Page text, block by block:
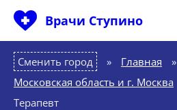
Врачи Ступино
Сменить город Главная
»
Московская область и г. Москва
Терапевт